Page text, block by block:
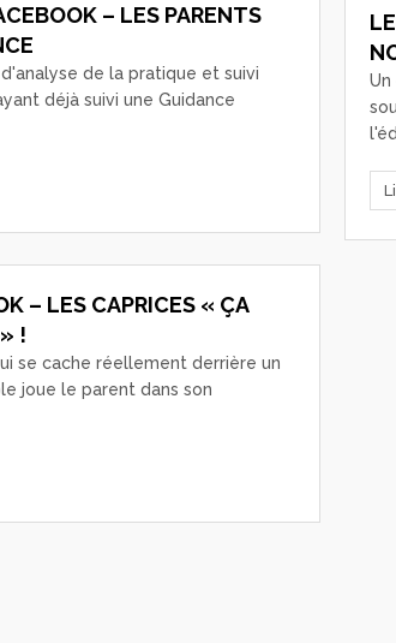
– LES PARENTS
de la pratique et suivi
déjà suivi une Guidance
– LES CAPRICES « ÇA
!
se cache réellement derrière un
joue le parent dans son